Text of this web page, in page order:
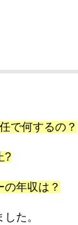
で何するの？
?
の年収は？
た。